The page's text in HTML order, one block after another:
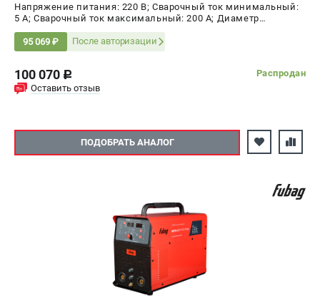
Напряжение питания: 220 В; Сварочный ток минимальный:
5 А; Сварочный ток максимальный: 200 А; Диаметр
Мощность: 10.8 кВт
95 069 ₽ После авторизации
100 070 c
Распродан
Оставить отзыв
ПОДОБРАТЬ АНАЛОГ